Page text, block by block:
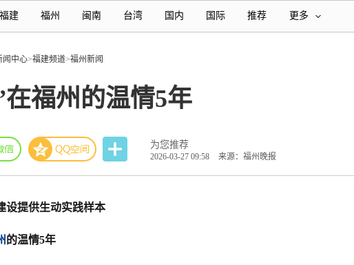
福建 福州 闽南 台湾 国内 国际 推荐 更多
闻中心>福建频道>福州新闻
在福州的温情5年
为您推荐
2026-03-27 09:58 来源：福州晚报
设提供生动实践样本
的温情5年